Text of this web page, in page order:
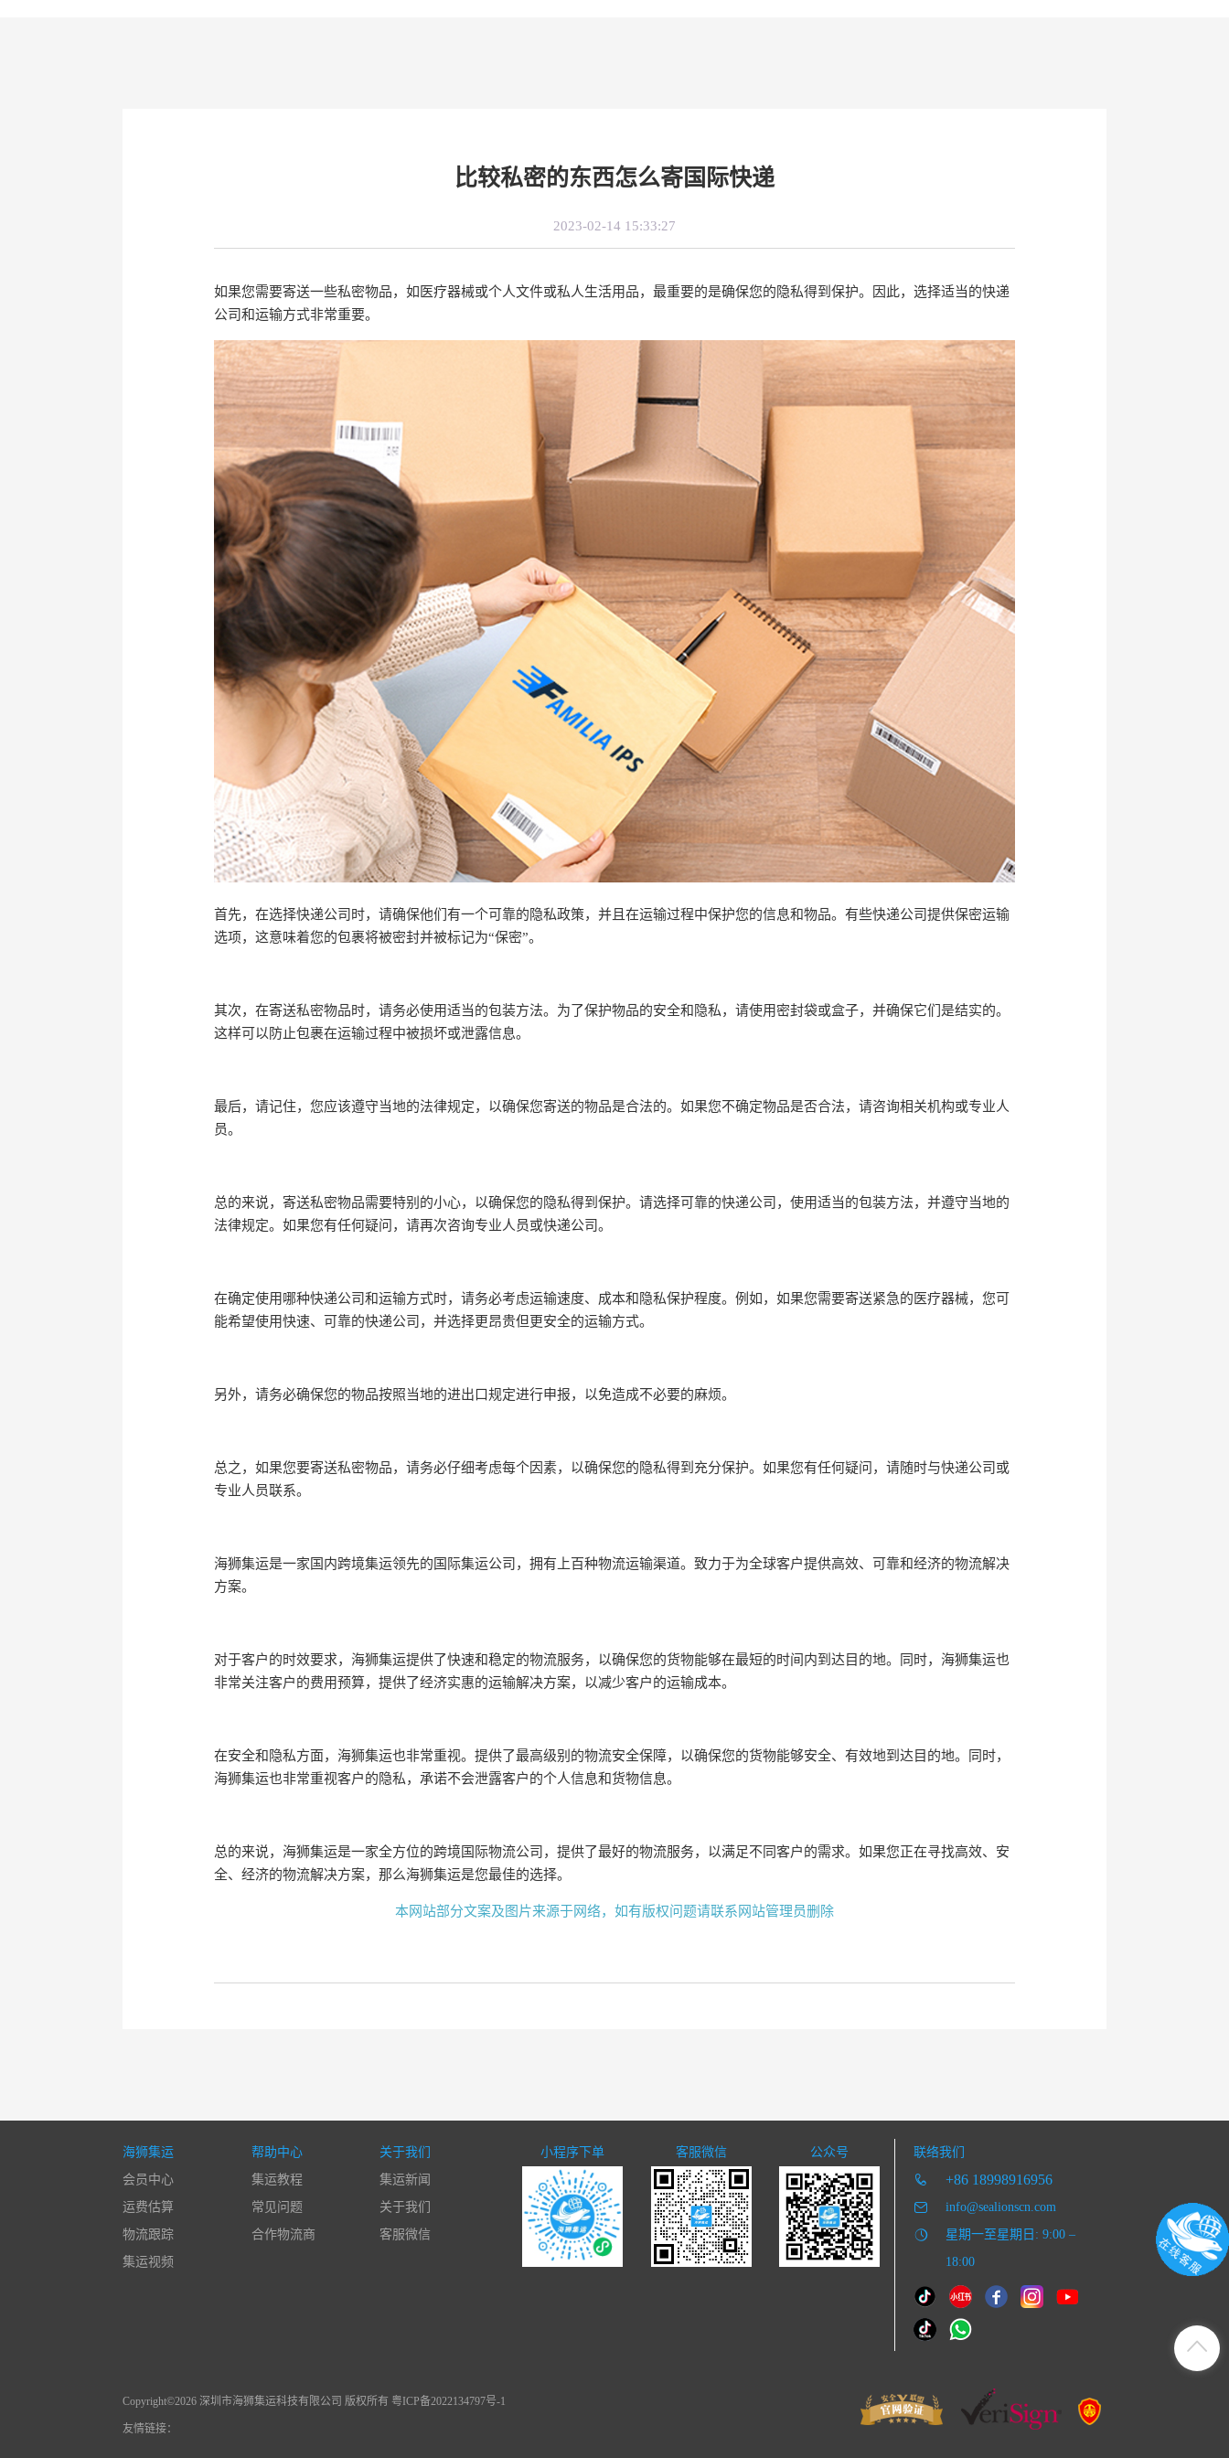
比较私密的东西怎么寄国际快递
2023-02-14 15:33:27
如果您需要寄送一些私密物品，如医疗器械或个人文件或私人生活用品，最重要的是确保您的隐私得到保护。因此，选择适当的快递
公司和运输方式非常重要。
首先，在选择快递公司时，请确保他们有一个可靠的隐私政策，并且在运输过程中保护您的信息和物品。有些快递公司提供保密运输
选项，这意味着您的包裹将被密封并被标记为“保密”。
其次，在寄送私密物品时，请务必使用适当的包装方法。为了保护物品的安全和隐私，请使用密封袋或盒子，并确保它们是结实的。
这样可以防止包裹在运输过程中被损坏或泄露信息。
最后，请记住，您应该遵守当地的法律规定，以确保您寄送的物品是合法的。如果您不确定物品是否合法，请咨询相关机构或专业人
员。
总的来说，寄送私密物品需要特别的小心，以确保您的隐私得到保护。请选择可靠的快递公司，使用适当的包装方法，并遵守当地的
法律规定。如果您有任何疑问，请再次咨询专业人员或快递公司。
在确定使用哪种快递公司和运输方式时，请务必考虑运输速度、成本和隐私保护程度。例如，如果您需要寄送紧急的医疗器械，您可
能希望使用快速、可靠的快递公司，并选择更昂贵但更安全的运输方式。
另外，请务必确保您的物品按照当地的进出口规定进行申报，以免造成不必要的麻烦。
总之，如果您要寄送私密物品，请务必仔细考虑每个因素，以确保您的隐私得到充分保护。如果您有任何疑问，请随时与快递公司或
专业人员联系。
海狮集运是一家国内跨境集运领先的国际集运公司，拥有上百种物流运输渠道。致力于为全球客户提供高效、可靠和经济的物流解决
方案。
对于客户的时效要求，海狮集运提供了快速和稳定的物流服务，以确保您的货物能够在最短的时间内到达目的地。同时，海狮集运也
非常关注客户的费用预算，提供了经济实惠的运输解决方案，以减少客户的运输成本。
在安全和隐私方面，海狮集运也非常重视。提供了最高级别的物流安全保障，以确保您的货物能够安全、有效地到达目的地。同时，
海狮集运也非常重视客户的隐私，承诺不会泄露客户的个人信息和货物信息。
总的来说，海狮集运是一家全方位的跨境国际物流公司，提供了最好的物流服务，以满足不同客户的需求。如果您正在寻找高效、安
全、经济的物流解决方案，那么海狮集运是您最佳的选择。
本网站部分文案及图片来源于网络，如有版权问题请联系网站管理员删除
海狮集运
会员中心
运费估算
物流跟踪
集运视频
帮助中心
集运教程
常见问题
合作物流商
关于我们
集运新闻
关于我们
客服微信
小程序下单 客服微信 公众号 联络我们
+86 18998916956
info@sealionscn.com
星期一至星期日: 9:00 –
18:00
Copyright©2026 深圳市海狮集运科技有限公司 版权所有 粤ICP备2022134797号-1
友情链接：